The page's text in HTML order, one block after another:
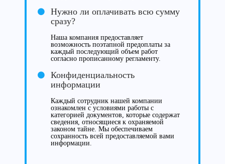
Нужно ли оплачивать всю сумму
сразу?
Наша компания предоставляет
возможность поэтапной предоплаты за
каждый последующий объем работ
согласно прописанному регламенту.
Конфиденциальность
информации
Каждый сотрудник нашей компании
ознакомлен с условиями работы с
категорией документов, которые содержат
сведения, относящиеся к охраняемой
законом тайне. Мы обеспечиваем
сохранность всей предоставляемой вами
информации.